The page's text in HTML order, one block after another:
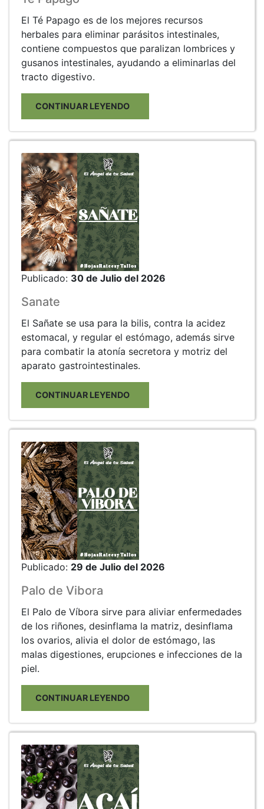
El Té Papago es de los mejores recursos
herbales para eliminar parásitos intestinales,
contiene compuestos que paralizan lombrices y
gusanos intestinales, ayudando a eliminarlas del
tracto digestivo.
CONTINUAR LEYENDO
Publicado: 30 de Julio del 2026
Sanate
El Sañate se usa para la bilis, contra la acidez
estomacal, y regular el estómago, además sirve
para combatir la atonía secretora y motriz del
aparato gastrointestinales.
CONTINUAR LEYENDO
Publicado: 29 de Julio del 2026
Palo de Vibora
El Palo de Víbora sirve para aliviar enfermedades
de los riñones, desinflama la matriz, desinflama
los ovarios, alivia el dolor de estómago, las
malas digestiones, erupciones e infecciones de la
piel.
CONTINUAR LEYENDO